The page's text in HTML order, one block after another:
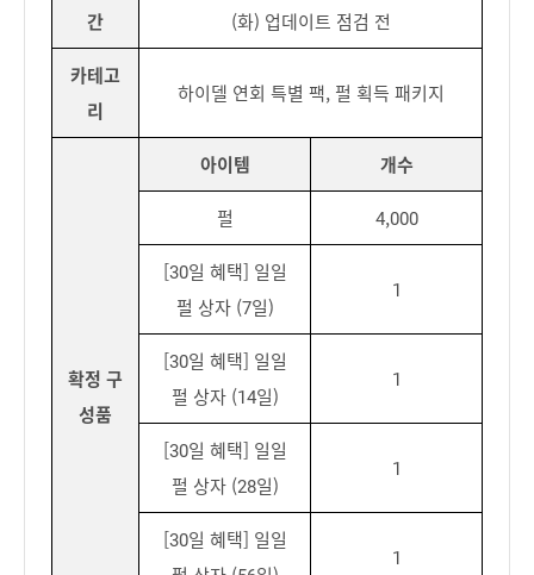
간
(화) 업데이트 점검 전
카테고
리
하이델 연회 특별 팩, 펄 획득 패키지
확정 구
성품
아이템 개수
펄 4,000
[30일 혜택] 일일
펄 상자 (7일)
1
[30일 혜택] 일일
펄 상자 (14일)
1
[30일 혜택] 일일
펄 상자 (28일)
1
[30일 혜택] 일일
1